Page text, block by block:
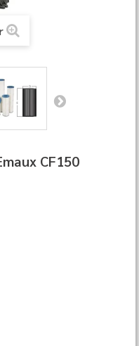
CF150